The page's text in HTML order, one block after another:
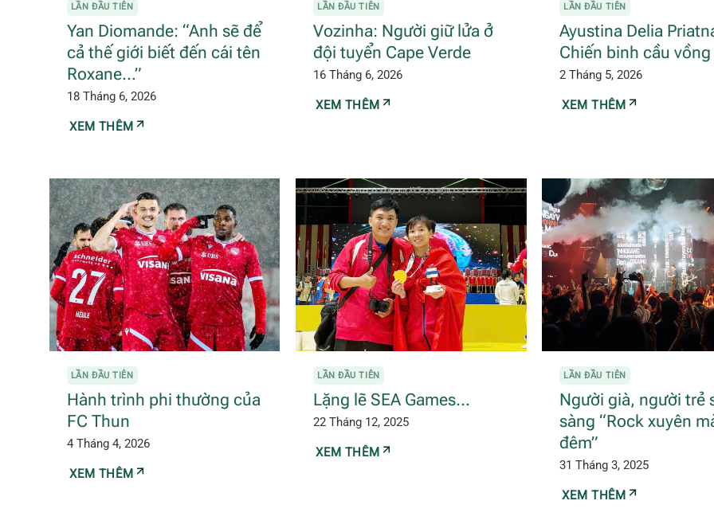
LẦN ĐẦU TIÊN
Yan Diomande: “Anh sẽ để
cả thế giới biết đến cái tên
Roxane…”
18 Tháng 6, 2026
XEM THÊM
LẦN ĐẦU TIÊN
Vozinha: Người giữ lửa ở
đội tuyển Cape Verde
16 Tháng 6, 2026
XEM THÊM
LẦN ĐẦU TIÊN
Ayustina Delia
Chiến binh cầu vồng
2 Tháng 5, 2026
XEM THÊM
LẦN ĐẦU TIÊN
Hành trình phi thường của
FC Thun
4 Tháng 4, 2026
XEM THÊM
LẦN ĐẦU TIÊN
Lặng lẽ SEA Games…
22 Tháng 12, 2025
XEM THÊM
LẦN ĐẦU TIÊN
Người già, người trẻ
sàng “Rock xuyên
đêm”
31 Tháng 3, 2025
XEM THÊM